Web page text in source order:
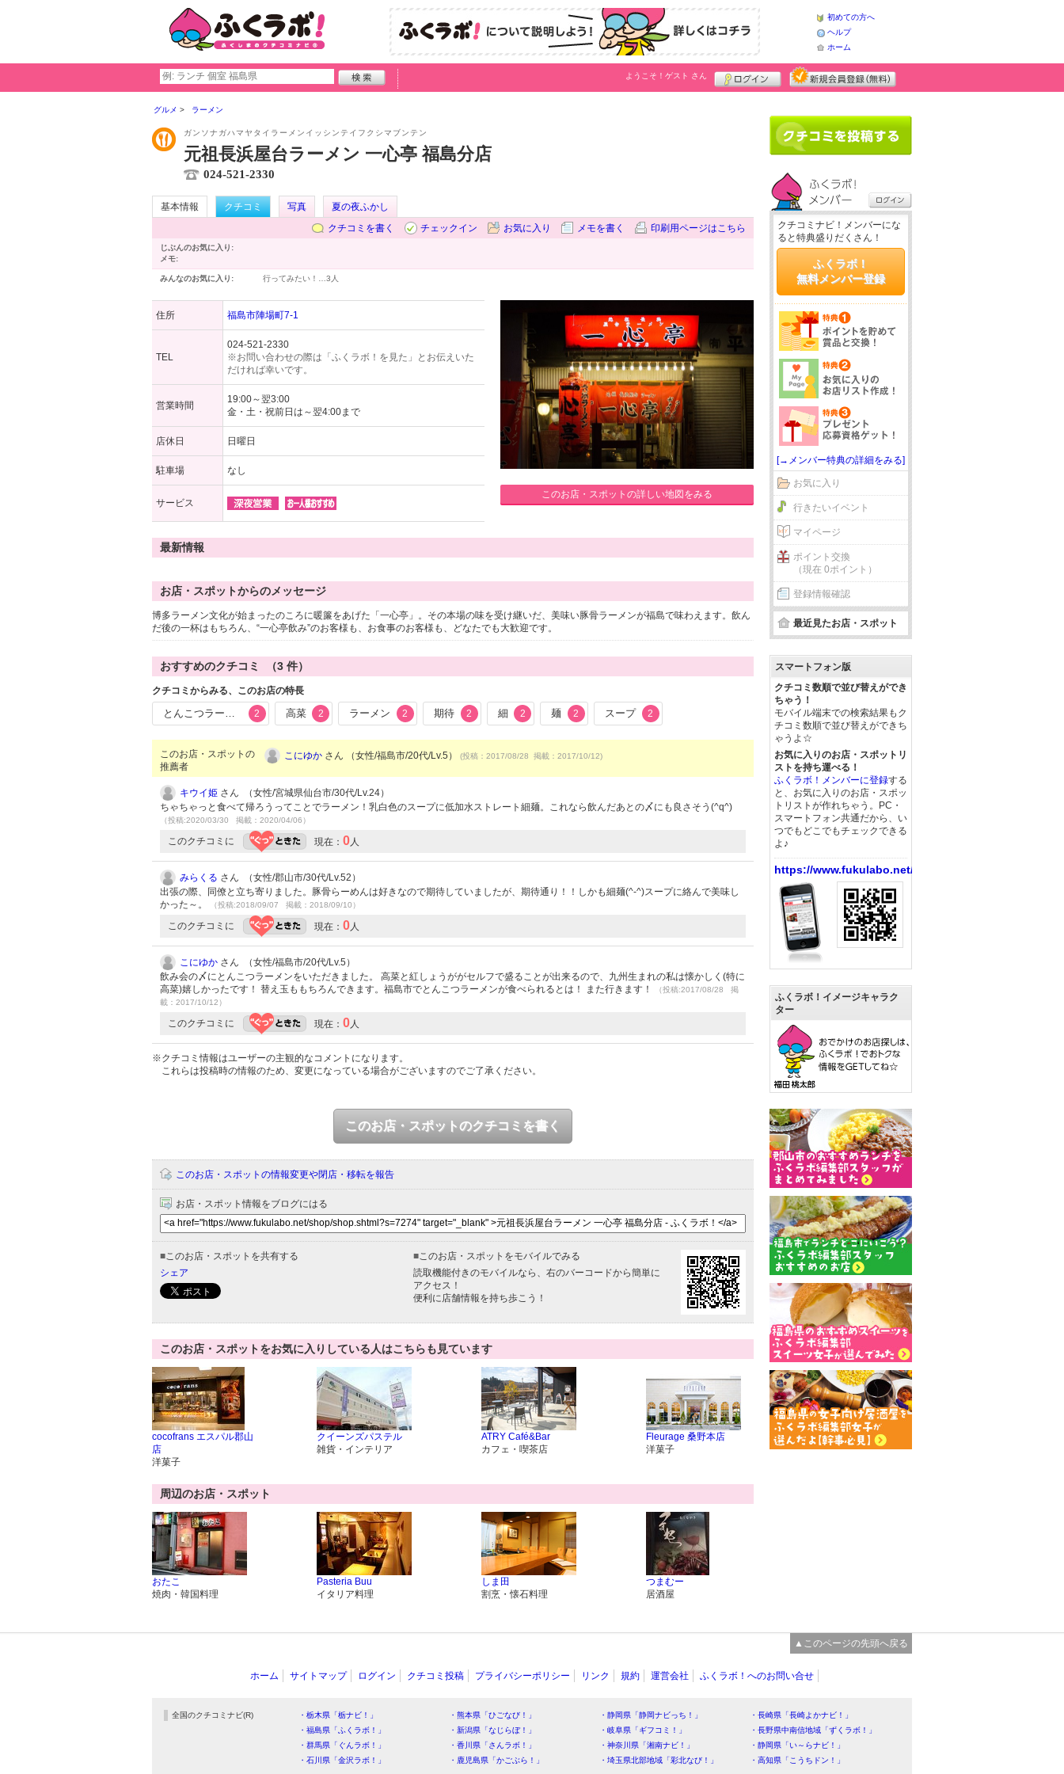
初めての方へ
ヘルプ
ホーム
ようこそ！ ゲスト さん
グルメ ラーメン
ガンソナガハマヤタイラーメンイッシンテイフクシマブンテン
元祖長浜屋台ラーメン 一心亭 福島分店
024-521-2330
基本情報 クチコミ 写真
夏の夜ふかし
クチコミを書く
チェックイン お気に入り メモを書く 印刷用ページはこちら
じぶんのお気に入り:
メモ:
みんなのお気に入り: 行ってみたい！… 3人
住所 福島市陣場町7-1
TEL
024-521-2330
※お問い合わせの際は「ふくラボ！を見た」とお伝えいた
だければ幸いです。
営業時間
19:00～翌3:00
金・土・祝前日は～翌4:00まで
店休日 日曜日
駐車場 なし
サービス
このお店・スポットの詳しい地図をみる
最新情報
お店・スポットからのメッセージ
博多ラーメン文化が始まったのころに暖簾をあげた「一心亭」。その本場の味を受け継いだ、美味い豚骨ラーメンが福島で味わえます。飲ん
だ後の一杯はもちろん、“一心亭飲み”のお客様も、お食事のお客様も、どなたでも大歓迎です。
おすすめのクチコミ （3 件）
クチコミからみる、このお店の特長
とんこつラーメン 2 高菜 2 ラーメン 2 期待 2 細 2 麺 2 スープ 2
このお店・スポットの
推薦者
こにゆか さん （女性/福島市/20代/Lv.5） (投稿：2017/08/28 掲載：2017/10/12)
キウイ姫 さん （女性/宮城県仙台市/30代/Lv.24）
ちゃちゃっと食べて帰ろうってことでラーメン！乳白色のスープに低加水ストレート細麺。これなら飲んだあとの〆にも良さそう(^q^)
（投稿:2020/03/30 掲載：2020/04/06）
このクチコミに 現在： 0 人
みらくる さん （女性/郡山市/30代/Lv.52）
出張の際、同僚と立ち寄りました。豚骨らーめんは好きなので期待していましたが、期待通り！！しかも細麺(^-^)スープに絡んで美味し
かった～。
（投稿:2018/09/07 掲載：2018/09/10）
このクチコミに 現在： 0 人
こにゆか さん （女性/福島市/20代/Lv.5）
飲み会の〆にとんこつラーメンをいただきました。 高菜と紅しょうががセルフで盛ることが出来るので、九州生まれの私は懐かしく(特に
高菜)嬉しかったです！ 替え玉ももちろんできます。福島市でとんこつラーメンが食べられるとは！ また行きます！
（投稿:2017/08/28 掲
載：2017/10/12）
このクチコミに 現在： 0 人
※クチコミ情報はユーザーの主観的なコメントになります。
これらは投稿時の情報のため、変更になっている場合がございますのでご了承ください。
このお店・スポットのクチコミを書く
このお店・スポットの情報変更や閉店・移転を報告
お店・スポット情報をブログにはる
■ このお店・スポットを共有する
シェア
■ このお店・スポットをモバイルでみる
読取機能付きのモバイルなら、右のバーコードから簡単に
アクセス！
便利に店舗情報を持ち歩こう！
このお店・スポットをお気に入りしている人はこちらも見ています
cocofrans エスパル郡山
店
洋菓子
クイーンズパステル
雑貨・インテリア
ATRY Café&Bar
カフェ・喫茶店
Fleurage 桑野本店
洋菓子
周辺のお店・スポット
おたこ
焼肉・韓国料理
Pasteria Buu
イタリア料理
しま田
割烹・懐石料理
つまむー
居酒屋
クチコミナビ！メンバーにな
ると特典盛りだくさん！
ふくラボ！
無料メンバー登録
[→メンバー特典の詳細をみる]
お気に入り
行きたいイベント
マイページ
ポイント交換
（現在 0ポイント）
登録情報確認
最近見たお店・スポット
スマートフォン版
クチコミ数順で並び替えができ
ちゃう！
モバイル端末での検索結果もク
チコミ数順で並び替えができち
ゃうよ☆
お気に入りのお店・スポットリ
ストを持ち運べる！
ふくラボ！メンバーに登録する
と、お気に入りのお店・スポッ
トリストが作れちゃう。PC・
スマートフォン共通だから、い
つでもどこでもチェックできる
よ♪
https://www.fukulabo.net/
ふくラボ！イメージキャラク
ター
▲このページの先頭へ戻る
ホーム サイトマップ ログイン クチコミ投稿 プライバシーポリシー リンク 規約 運営会社 ふくラボ！へのお問い合せ
全国のクチコミナビ(R) ・栃木県「栃ナビ！」 ・熊本県「ひごなび！」 ・静岡県「静岡ナビっち！」
・長崎県「長崎よかナビ！」
・福島県「ふくラボ！」
・新潟県「なじらぼ！」 ・岐阜県「ギフコミ！」
・長野県中南信地域「ずくラボ！」
・群馬県「ぐんラボ！」
・香川県「さんラボ！」 ・神奈川県「湘南ナビ！」
・静岡県「い～らナビ！」
・石川県「金沢ラボ！」
・鹿児島県「かごぶら！」 ・埼玉県北部地域「彩北なび！」 ・高知県「こうちドン！」